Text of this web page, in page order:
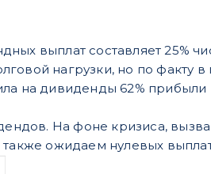
выплат составляет 25%
нагрузки, но по факту
на дивиденды 62%
На фоне кризиса,
ожидаем нулевых выплат